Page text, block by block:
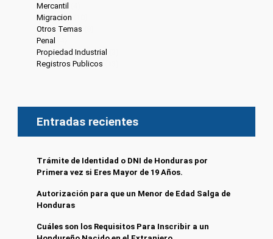
Mercantil
Migracion
Otros Temas
Penal
Propiedad Industrial
Registros Publicos
Entradas recientes
Trámite de Identidad o DNI de Honduras por
Primera vez si Eres Mayor de 19 Años.
Autorización para que un Menor de Edad Salga de
Honduras
Cuáles son los Requisitos Para Inscribir a un